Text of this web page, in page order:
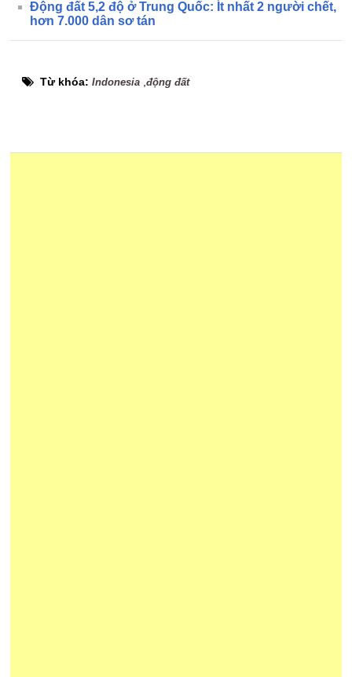
Động đất 5,2 độ ở Trung Quốc: Ít nhất 2 người chết,
hơn 7.000 dân sơ tán
Từ khóa:Indonesia ,động đất